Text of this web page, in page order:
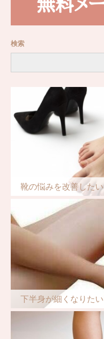
検索
靴の悩みを改善したい
下半身が細くなりたい